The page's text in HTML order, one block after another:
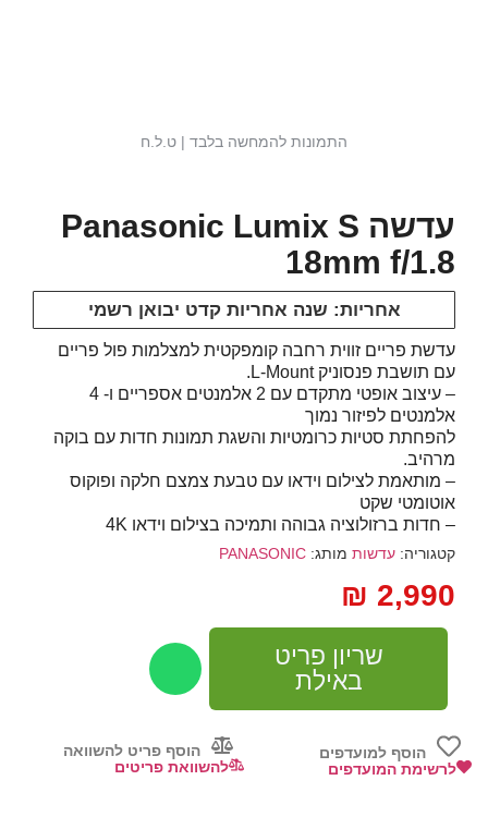
התמונות להמחשה בלבד | ט.ל.ח
עדשה Panasonic Lumix S
18mm f/1.8
אחריות: שנה אחריות קדט יבואן רשמי
עדשת פריים זווית רחבה קומפקטית למצלמות פול פריים
עם תושבת פנסוניק L-Mount.
– עיצוב אופטי מתקדם עם 2 אלמנטים אספריים ו- 4
אלמנטים לפיזור נמוך
להפחתת סטיות כרומטיות והשגת תמונות חדות עם בוקה
מרהיב.
– מותאמת לצילום וידאו עם טבעת צמצם חלקה ופוקוס
אוטומטי שקט
– חדות ברזולוציה גבוהה ותמיכה בצילום וידאו 4K
קטגוריה: עדשות מותג: PANASONIC
₪ 2,990
שריון פריט
באילת
הוסף למועדפים
לרשימת המועדפים
הוסף פריט להשוואה
להשוואת פריטים